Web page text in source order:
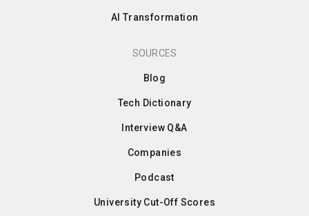
AI Transformation
SOURCES
Blog
Tech Dictionary
Interview Q&A
Companies
Podcast
University Cut-Off Scores